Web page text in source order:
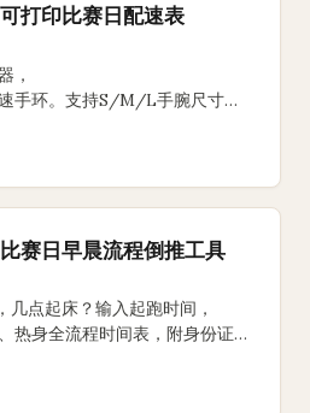
打印比赛日配速表
，
手环。支持S/M/L手腕尺寸、
比赛。
赛日早晨流程倒推工具
几点起床？输入起跑时间，
热身全流程时间表，附身份证、